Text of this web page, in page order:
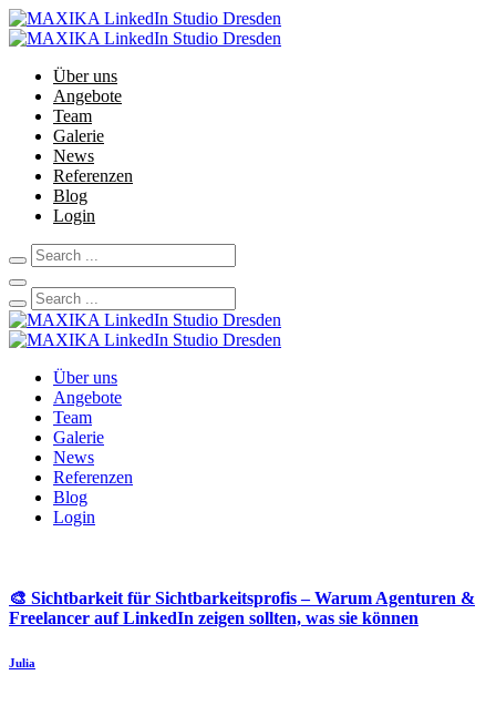
Über uns
Angebote
Team
Galerie
News
Referenzen
Blog
Login
Über uns
Angebote
Team
Galerie
News
Referenzen
Blog
Login
🎨 Sichtbarkeit für Sichtbarkeitsprofis – Warum Agenturen &
Freelancer auf LinkedIn zeigen sollten, was sie können
Julia